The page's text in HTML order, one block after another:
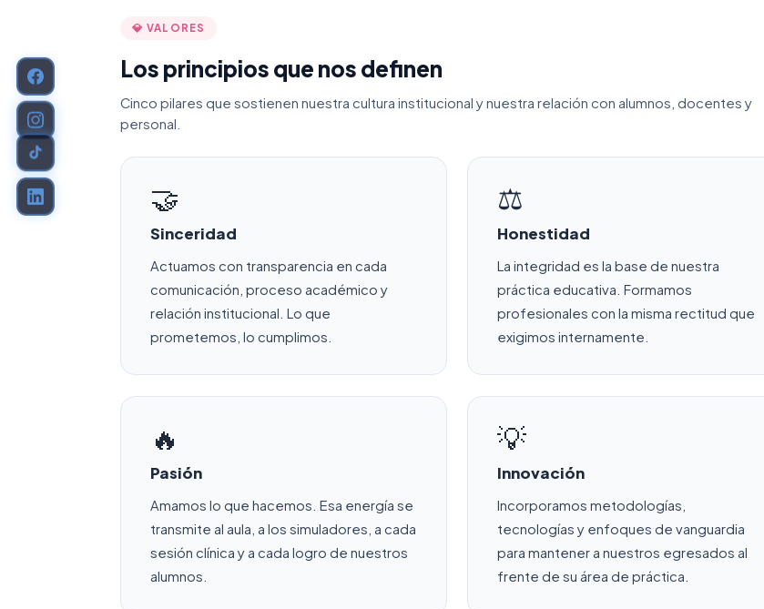
💎 VALORES
Los principios que nos definen
Cinco pilares que sostienen nuestra cultura institucional y nuestra relación con alumnos, docentes y
personal.
🤝
Sinceridad
Actuamos con transparencia en cada
comunicación, proceso académico y
relación institucional. Lo que
prometemos, lo cumplimos.
⚖️
Honestidad
La integridad es la base de nuestra
práctica educativa. Formamos
profesionales con la misma rectitud que
exigimos internamente.
🔥
Pasión
Amamos lo que hacemos. Esa energía se
transmite al aula, a los simuladores, a cada
sesión clínica y a cada logro de nuestros
alumnos.
💡
Innovación
Incorporamos metodologías,
tecnologías y enfoques de vanguardia
para mantener a nuestros egresados al
frente de su área de práctica.